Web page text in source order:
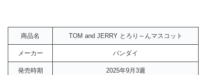
商品名 TOM and JERRY とろり～んマスコット
メーカー バンダイ
発売時期 2025年9月3週